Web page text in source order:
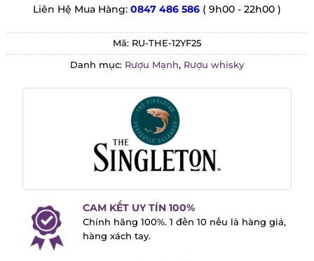
Liên Hệ Mua Hàng:0847 486 586 ( 9h00 - 22h00 )
Mã:RU-THE-12YF25
Danh mục:Rượu Mạnh,Rượu whisky
CAM KẾT UY TÍN 100%
Chính hãng 100%. 1 đền 10 nếu là hàng
giả, hàng xách tay.